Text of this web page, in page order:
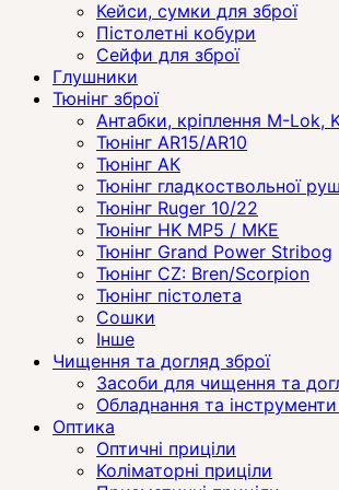
Кейси, сумки для зброї
Пістолетні кобури
Сейфи для зброї
Глушники
Тюнінг зброї
Антабки, кріплення M-Lok,
Тюнінг AR15/AR10
Тюнінг АК
Тюнінг гладкоствольної
Тюнінг Ruger 10/22
Тюнінг HK MP5 / MKE
Тюнінг Grand Power Stribog
Тюнінг CZ: Bren/Scorpion
Тюнінг пістолета
Сошки
Інше
Чищення та догляд зброї
Засоби для чищення та
Обладнання та
Оптика
Оптичні приціли
Коліматорні приціли